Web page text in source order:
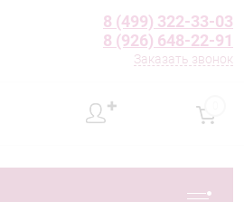
8 (499) 322-33-03
8 (926) 648-22-91
Заказать звонок
✚